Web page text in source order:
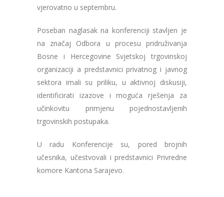
vjerovatno u septembru.
Poseban naglasak na konferenciji stavljen je
na značaj Odbora u procesu pridruživanja
Bosne i Hercegovine Svjetskoj trgovinskoj
organizaciji a predstavnici privatnog i javnog
sektora imali su priliku, u aktivnoj diskusiji,
identificirati izazove i moguća rješenja za
učinkovitu primjenu pojednostavljenih
trgovinskih postupaka.
U radu Konferencije su, pored brojnih
učesnika, učestvovali i predstavnici Privredne
komore Kantona Sarajevo.